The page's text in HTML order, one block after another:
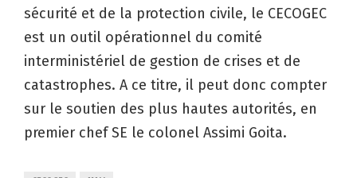
sécurité et de la protection civile, le CECOGEC
est un outil opérationnel du comité
interministériel de gestion de crises et de
catastrophes. A ce titre, il peut donc compter
sur le soutien des plus hautes autorités, en
premier chef SE le colonel Assimi Goita.